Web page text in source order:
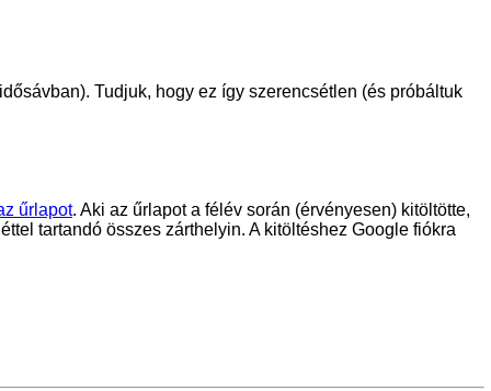
Tudjuk, hogy ez így szerencsétlen (és próbáltuk
űrlapot. Aki az űrlapot a félév során (érvényesen) kitöltötte,
tartandó összes zárthelyin. A kitöltéshez Google fiókra